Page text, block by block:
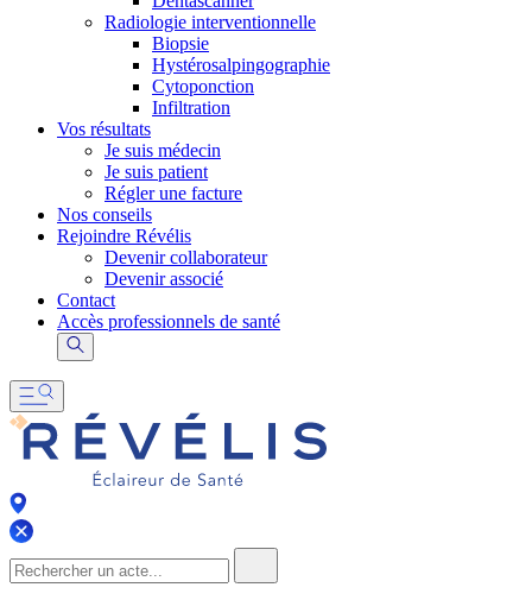
Radiologie interventionnelle
Biopsie
Hystérosalpingographie
Cytoponction
Infiltration
Vos résultats
Je suis médecin
Je suis patient
Régler une facture
Nos conseils
Rejoindre Révélis
Devenir collaborateur
Devenir associé
Contact
Accès professionnels de santé